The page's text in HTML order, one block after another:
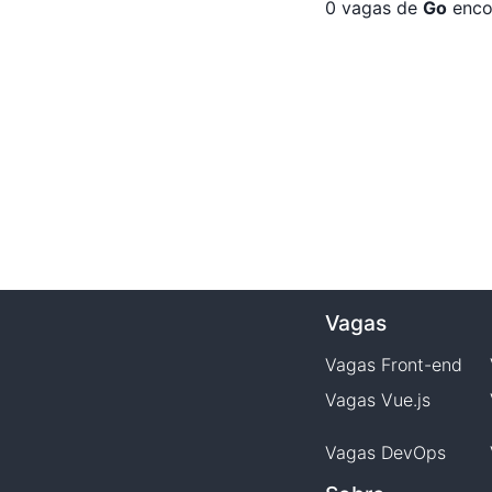
0 vagas de Go
Vagas
Vagas Front-end
Vagas Vue.js
Vagas DevOps